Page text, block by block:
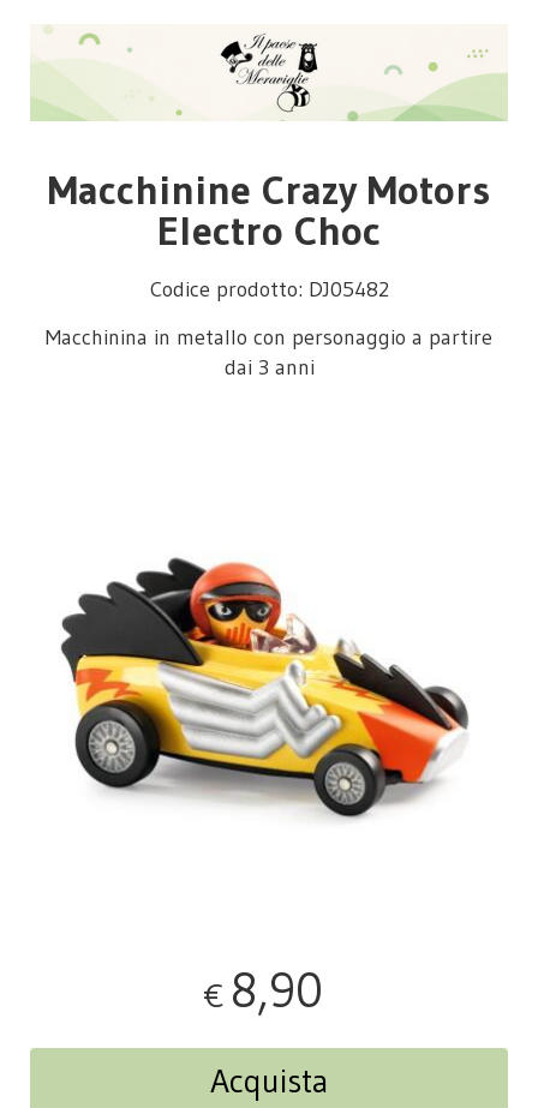
Macchinine Crazy Motors
Electro Choc
Codice prodotto: DJ05482
Macchinina in metallo con personaggio a partire
dai 3 anni
€ 8,90
Acquista